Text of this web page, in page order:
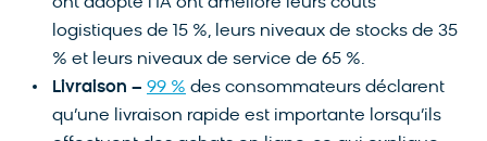
ont adopté l’IA ont amélioré leurs coûts
logistiques de 15 %, leurs niveaux de stocks de 35
% et leurs niveaux de service de 65 %.
Livraison – 99 % des consommateurs déclarent
qu’une livraison rapide est importante lorsqu’ils